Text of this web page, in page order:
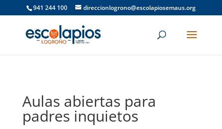
941 244 100 direccionlogrono@escolapiosemaus.org
Aulas abiertas para
padres inquietos